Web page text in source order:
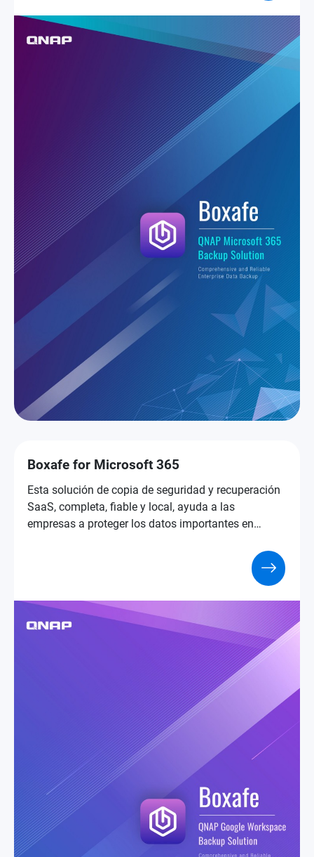
Boxafe for Microsoft 365
Esta solución de copia de seguridad y recuperación
SaaS, completa, fiable y local, ayuda a las
empresas a proteger los datos importantes en